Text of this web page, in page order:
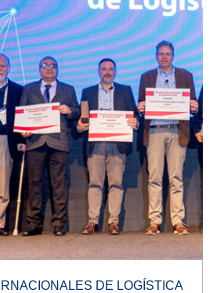
DE LOGÍSTICA